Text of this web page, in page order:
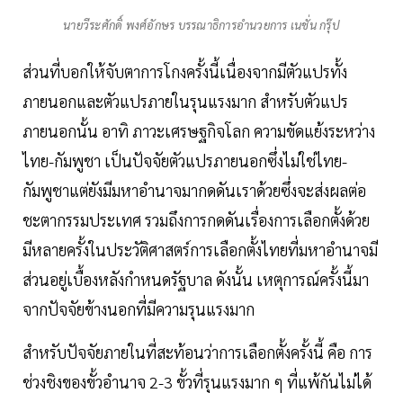
นายวีระศักดิ์ พงศ์อักษร บรรณาธิการอำนวยการ เนชั่น กรุ๊ป
ส่วนที่บอกให้จับตาการโกงครั้งนี้เนื่องจากมีตัวแปรทั้ง
ภายนอกและตัวแปรภายในรุนแรงมาก สำหรับตัวแปร
ภายนอกนั้น อาทิ ภาวะเศรษฐกิจโลก ความขัดแย้งระหว่าง
ไทย-กัมพูชา เป็นปัจจัยตัวแปรภายนอกซึ่งไม่ใช่ไทย-
กัมพูชาแต่ยังมีมหาอำนาจมากดดันเราด้วยซึ่งจะส่งผลต่อ
ชะตากรรมประเทศ รวมถึงการกดดันเรื่องการเลือกตั้งด้วย
มีหลายครั้งในประวัติศาสตร์การเลือกตั้งไทยที่มหาอำนาจมี
ส่วนอยู่เบื้องหลังกำหนดรัฐบาล ดังนั้น เหตุการณ์ครั้งนี้มา
จากปัจจัยข้างนอกที่มีความรุนแรงมาก
สำหรับปัจจัยภายในที่สะท้อนว่าการเลือกตั้งครั้งนี้ คือ การ
ช่วงชิงของขั้วอำนาจ 2-3 ขั้วที่รุนแรงมาก ๆ ที่แพ้กันไม่ได้